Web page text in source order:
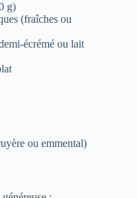
g)
(fraîches ou
écrémé ou lait
ou emmental)